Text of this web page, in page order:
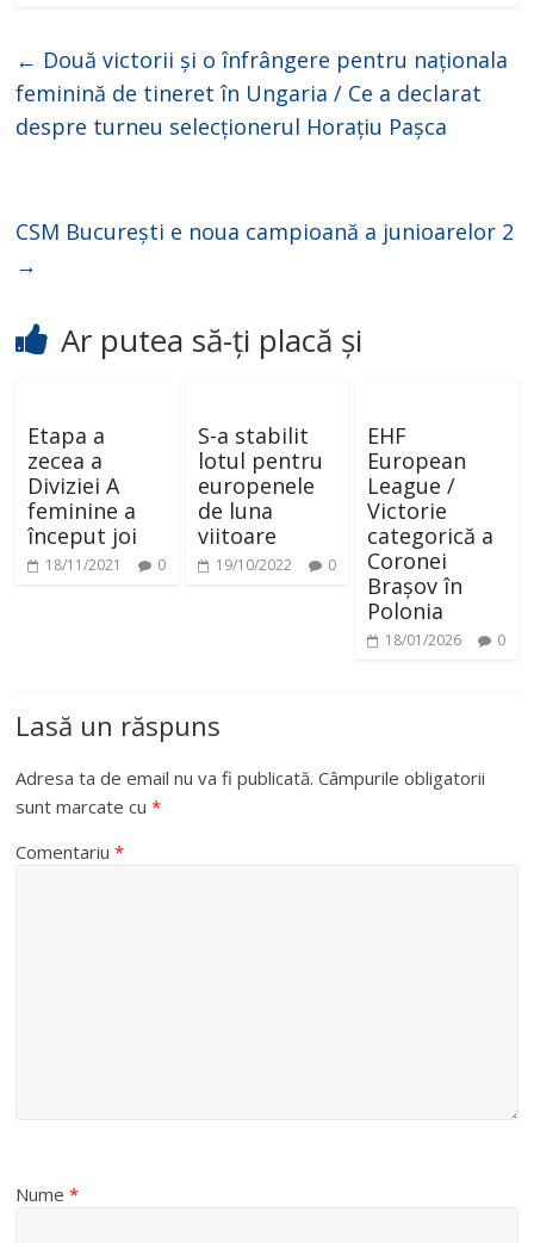
← Două victorii și o înfrângere pentru naționala
feminină de tineret în Ungaria / Ce a declarat
despre turneu selecționerul Horațiu Pașca
CSM București e noua campioană a junioarelor 2
→
Ar putea să-ți placă și
Etapa a
zecea a
Diviziei A
feminine a
început joi
18/11/2021 0
S-a stabilit
lotul pentru
europenele
de luna
viitoare
19/10/2022 0
EHF
European
League /
Victorie
categorică a
Coronei
Brașov în
Polonia
18/01/2026 0
Lasă un răspuns
Adresa ta de email nu va fi publicată. Câmpurile obligatorii
sunt marcate cu*
Comentariu*
Nume*